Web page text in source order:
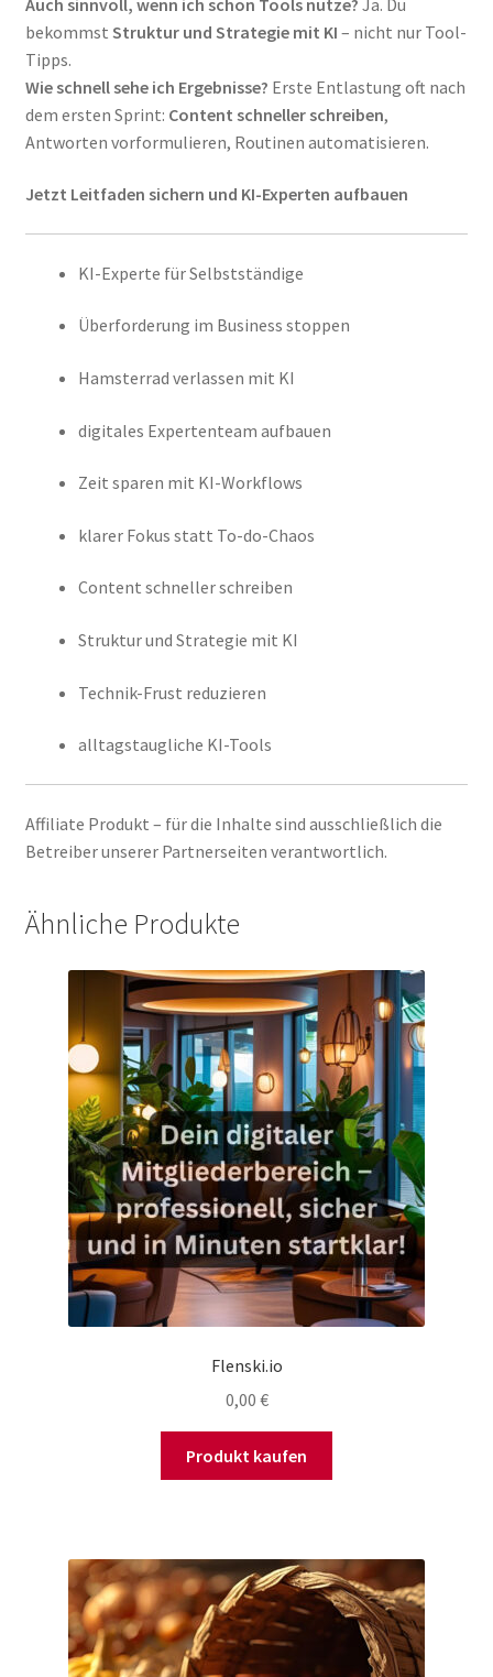
bekommst Struktur und Strategie mit KI – nicht nur Tool-
Tipps.
Wie schnell sehe ich Ergebnisse? Erste Entlastung oft nach
dem ersten Sprint: Content schneller schreiben,
Antworten vorformulieren, Routinen automatisieren.
Jetzt Leitfaden sichern und KI-Experten aufbauen
KI-Experte für Selbstständige
Überforderung im Business stoppen
Hamsterrad verlassen mit KI
digitales Expertenteam aufbauen
Zeit sparen mit KI-Workflows
klarer Fokus statt To-do-Chaos
Content schneller schreiben
Struktur und Strategie mit KI
Technik-Frust reduzieren
alltagstaugliche KI-Tools
Affiliate Produkt – für die Inhalte sind ausschließlich die
Betreiber unserer Partnerseiten verantwortlich.
Ähnliche Produkte
Flenski.io
0,00 €
Produkt kaufen